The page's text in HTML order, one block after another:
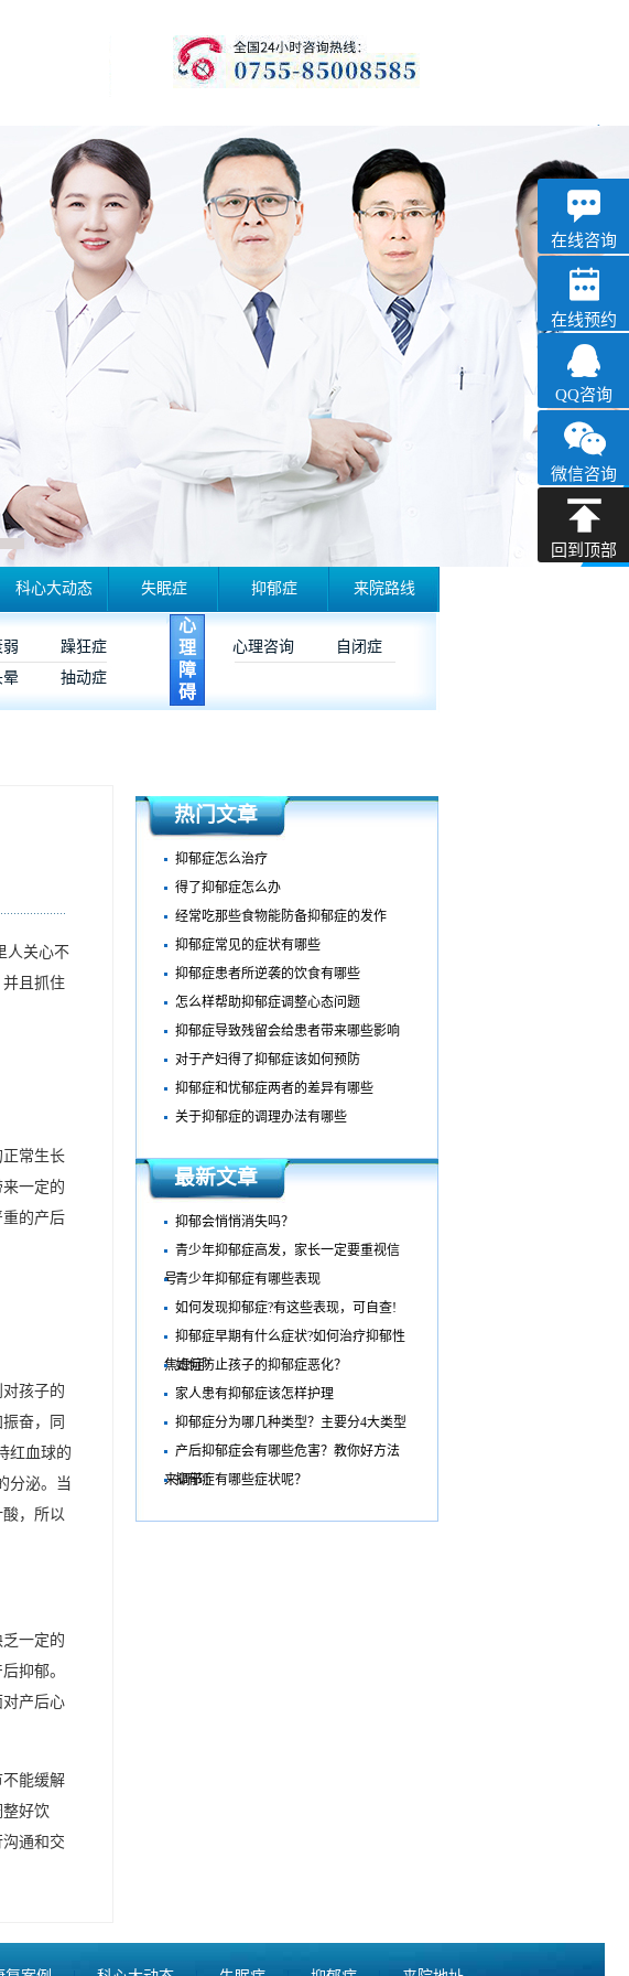
科心大动态 失眠症 抑郁症 来院路线
躁狂症
晕
抽动症
心
理
障
碍
心理咨询 自闭症
人关心不
且抓住
常生长
一定的
的产后
孩子的
奋，同
红血球的
分泌。当
，所以
一定的
抑郁。
产后心
能缓解
整好饮
通和交
热门文章
抑郁症怎么治疗
得了抑郁症怎么办
经常吃那些食物能防备抑郁症的发作
抑郁症常见的症状有哪些
抑郁症患者所逆袭的饮食有哪些
怎么样帮助抑郁症调整心态问题
抑郁症导致残留会给患者带来哪些影响
对于产妇得了抑郁症该如何预防
抑郁症和忧郁症两者的差异有哪些
关于抑郁症的调理办法有哪些
最新文章
抑郁会悄悄消失吗？
青少年抑郁症高发，家长一定要重视信
号青少年抑郁症有哪些表现
如何发现抑郁症?有这些表现，可自查!​
抑郁症早期有什么症状?如何治疗抑郁性
焦虑症?
如何防止孩子的抑郁症恶化？
家人患有抑郁症该怎样护理
抑郁症分为哪几种类型？主要分4大类型
产后抑郁症会有哪些危害？教你好方法
来调节！
抑郁症有哪些症状呢？
优眠
失眠抑郁专科
在线咨询
在线预约
QQ咨询
微信咨询
回到顶部